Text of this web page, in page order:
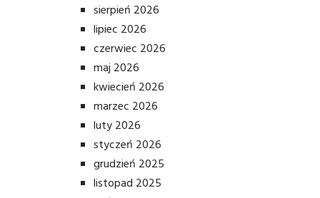
sierpień 2026
lipiec 2026
czerwiec 2026
maj 2026
kwiecień 2026
marzec 2026
luty 2026
styczeń 2026
grudzień 2025
listopad 2025